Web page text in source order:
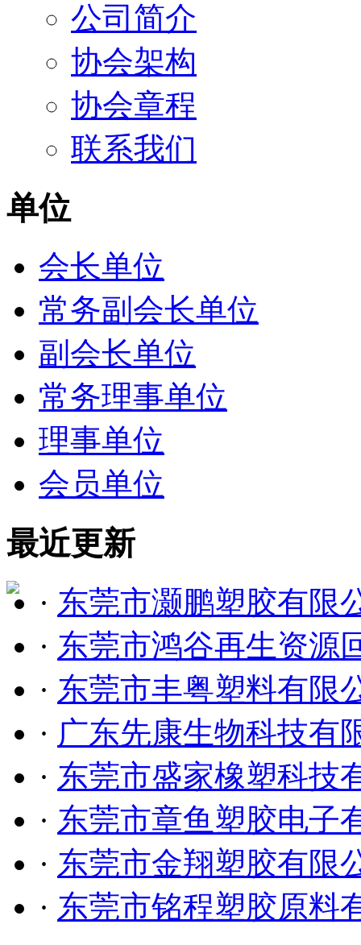
公司简介
协会架构
协会章程
联系我们
单位
会长单位
常务副会长单位
副会长单位
常务理事单位
理事单位
会员单位
最近更新
· 东莞市灏鹏塑胶有限
· 东莞市鸿谷再生资源
· 东莞市丰粤塑料有限
· 广东先康生物科技有
· 东莞市盛家橡塑科技
· 东莞市章鱼塑胶电子
· 东莞市金翔塑胶有限
· 东莞市铭程塑胶原料